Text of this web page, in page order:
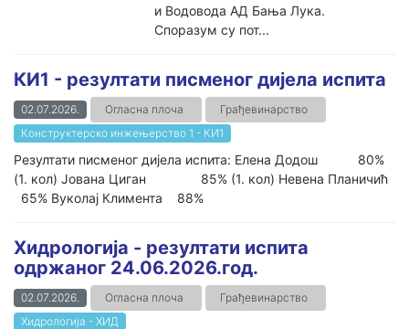
и Водовода АД Бања Лука.
Споразум су пот...
КИ1 - резултати писменог дијела испита
02.07.2026. Огласна плоча
Грађевинарство
Конструктерско инжењерство 1 - КИ1
Резултати писменог дијела испита: Елена Додош 80%
(1. кол) Јована Циган 85% (1. кол) Невена Планичић
65% Вуколај Климента 88%
Хидрологија - резултати испита
одржаног 24.06.2026.год.
02.07.2026. Огласна плоча
Грађевинарство
Хидрологија - ХИД